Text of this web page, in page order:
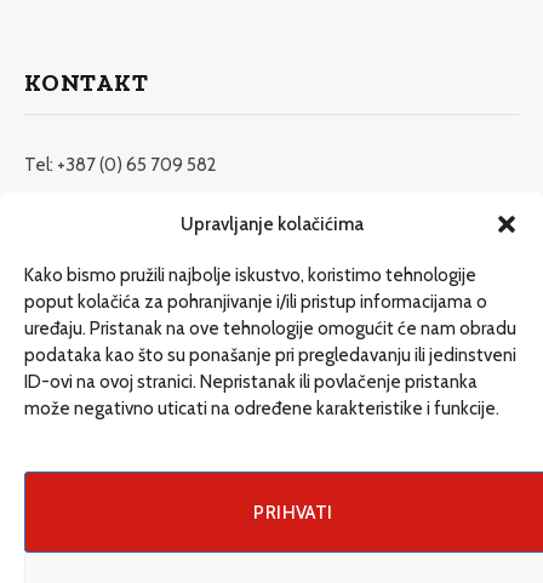
Upravljanje kolačićima
Kako bismo pružili najbolje iskustvo, koristimo tehnologije
poput kolačića za pohranjivanje i/ili pristup informacijama o
uređaju. Pristanak na ove tehnologije omogućit će nam obradu
podataka kao što su ponašanje pri pregledavanju ili jedinstveni
ID-ovi na ovoj stranici. Nepristanak ili povlačenje pristanka
može negativno uticati na određene karakteristike i funkcije.
PRIHVATI
KONTAKT
Tel: +387 (0) 65 709 582
redakcija@etrafika.net
Dosije
Drugi pišu
Društvo